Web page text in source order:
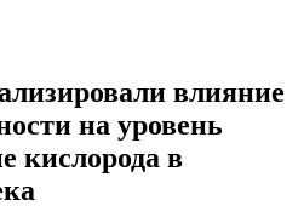
влияние
на уровень
кислорода в